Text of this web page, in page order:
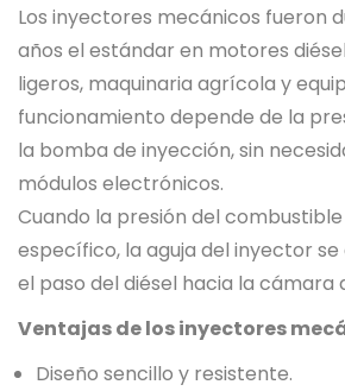
Los inyectores mecánicos fueron
años el estándar en motores
ligeros, maquinaria agrícola y
funcionamiento depende de la
la bomba de inyección, sin
módulos electrónicos.
Cuando la presión del
específico, la aguja del inyector
el paso del diésel hacia la cámara
Ventajas de los inyectores
Diseño sencillo y resistente.